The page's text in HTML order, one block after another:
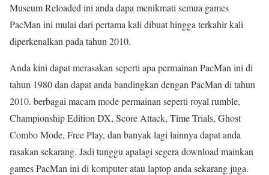
Museum Reloaded ini anda dapa menikmati semua games
PacMan ini mulai dari pertama kali dibuat hingga terkahir kali
diperkenalkan pada tahun 2010.
Anda kini dapat merasakan seperti apa permainan PacMan ini di
tahun 1980 dan dapat anda bandingkan dengan PacMan di tahun
2010. berbagai macam mode permainan seperti royal rumble,
Championship Edition DX, Score Attack, Time Trials, Ghost
Combo Mode, Free Play, dan banyak lagi lainnya dapat anda
rasakan sekarang. Jadi tunggu apalagi segera download mainkan
games PacMan ini di komputer atau laptop anda sekarang juga.